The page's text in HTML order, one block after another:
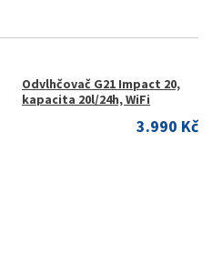
Odvlhčovač G21 Impact 20,
kapacita 20l/24h, WiFi
3.990 Kč